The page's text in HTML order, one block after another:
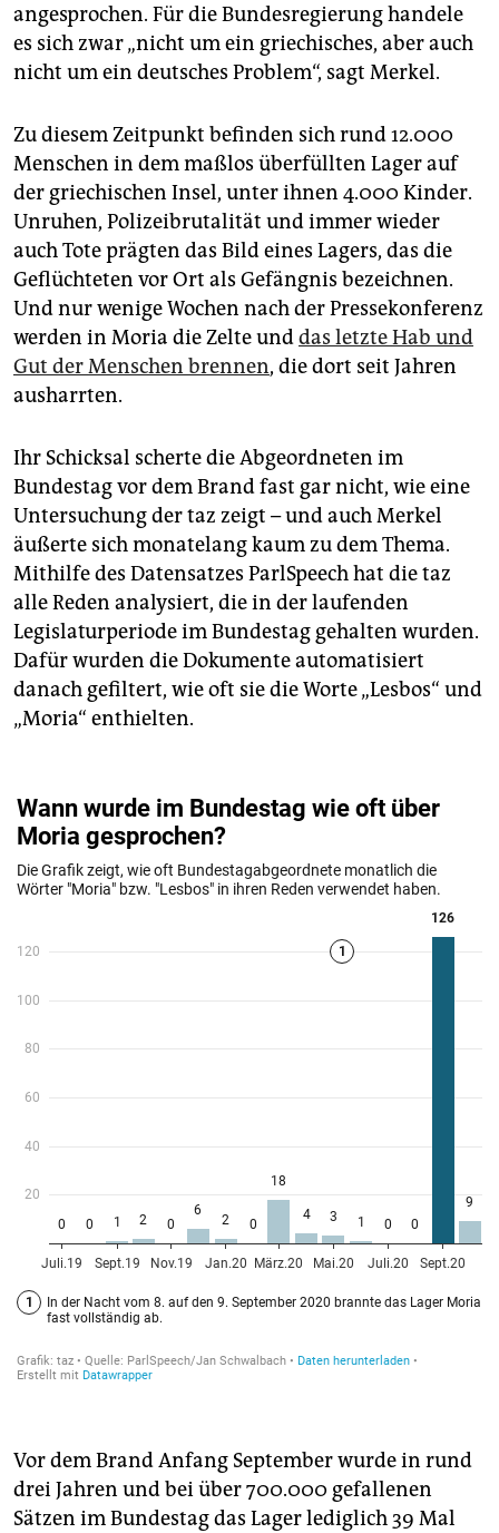
angesprochen. Für die Bundesregierung handele
es sich zwar „nicht um ein griechisches, aber auch
nicht um ein deutsches Problem“, sagt Merkel.
Zu diesem Zeitpunkt befinden sich rund 12.000
Menschen in dem maßlos überfüllten Lager auf
der griechischen Insel, unter ihnen 4.000 Kinder.
Unruhen, Polizeibrutalität und immer wieder
auch Tote prägten das Bild eines Lagers, das die
Geflüchteten vor Ort als Gefängnis bezeichnen.
Und nur wenige Wochen nach der Pressekonferenz
werden in Moria die Zelte unddas letzte Hab und
Gut der Menschen brennen, die dort seit Jahren
ausharrten.
Ihr Schicksal scherte die Abgeordneten im
Bundestag vor dem Brand fast gar nicht, wie eine
Untersuchung der taz zeigt – und auch Merkel
äußerte sich monatelang kaum zu dem Thema.
Mithilfe des Datensatzes ParlSpeech hat die taz
alle Reden analysiert, die in der laufenden
Legislaturperiode im Bundestag gehalten wurden.
Dafür wurden die Dokumente automatisiert
danach gefiltert, wie oft sie die Worte „Lesbos“ und
„Moria“ enthielten.
Vor dem Brand Anfang September wurde in rund
drei Jahren und bei über 700.000 gefallenen
Sätzen im Bundestag das Lager lediglich 39 Mal